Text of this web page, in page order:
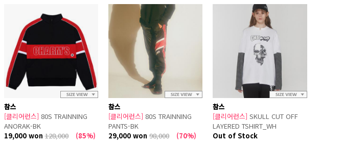
참스
[클리어런스] 80S TRAINNING
ANORAK-BK
19,000 won128,000 (85%)
참스
[클리어런스] 80S TRAINNING
PANTS-BK
29,000 won 98,000 (70%)
참스
[클리어런스] SKULL CUT OFF
LAYERED TSHIRT_WH
Out of Stock